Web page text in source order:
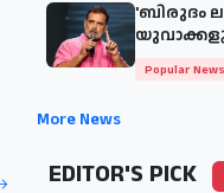
'ബിരുദം
Popular News
More News
EDITOR'S PICK